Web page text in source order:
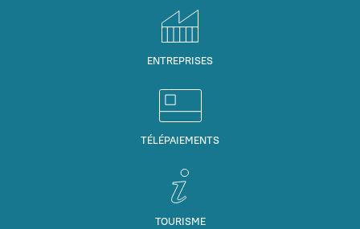
ENTREPRISES
TÉLÉPAIEMENTS
TOURISME